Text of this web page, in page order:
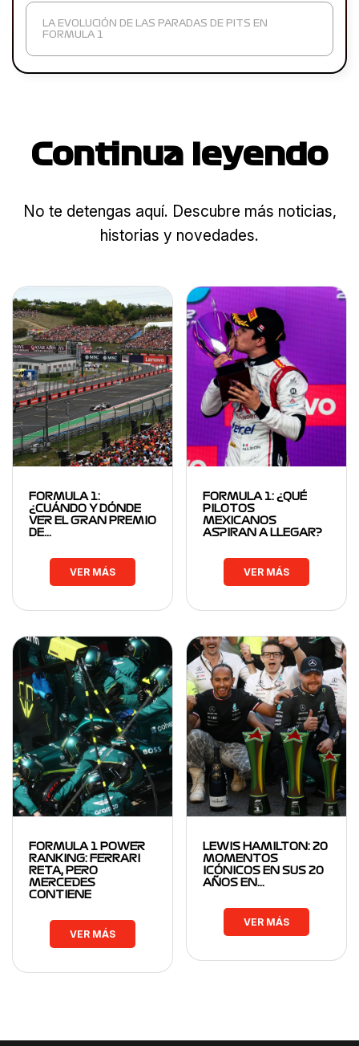
LA EVOLUCIÓN DE LAS PARADAS DE PITS EN
FORMULA 1
Continua leyendo
No te detengas aquí. Descubre más noticias,
historias y novedades.
FORMULA 1:
¿CUÁNDO Y DÓNDE
VER EL GRAN PREMIO
DE…
VER MÁS
FORMULA 1: ¿QUÉ
PILOTOS
MEXICANOS
ASPIRAN A LLEGAR?
VER MÁS
FORMULA 1 POWER
RANKING: FERRARI
RETA, PERO
MERCEDES
CONTIENE
VER MÁS
LEWIS HAMILTON: 20
MOMENTOS
ICÓNICOS EN SUS 20
AÑOS EN…
VER MÁS